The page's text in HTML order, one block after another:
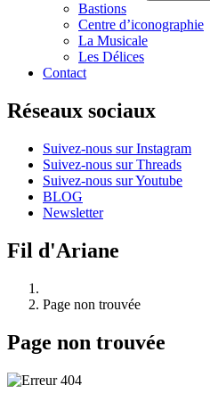
Bastions
Centre d’iconographie
La Musicale
Les Délices
Contact
Réseaux sociaux
Suivez-nous sur Instagram
Suivez-nous sur Threads
Suivez-nous sur Youtube
BLOG
Newsletter
Fil d'Ariane
Page non trouvée
Page non trouvée